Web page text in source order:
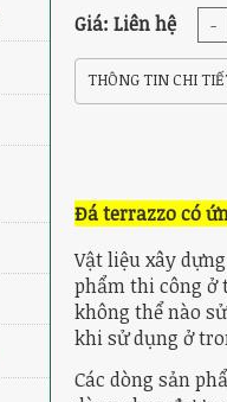
Giá: Liên hệ -
THÔNG TIN CHI
Đá terrazzo có
Vật liệu xây
phẩm thi công ở
không thể nào
khi sử dụng ở
Các dòng sản